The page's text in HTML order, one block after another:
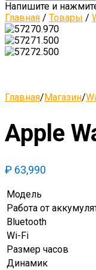
Напишите и
Главная / Товары /
Главная/Магазин/
Apple
₽ 63,990
Модель
Работа от
Bluetooth
Wi-Fi
Размер часов
Динамик